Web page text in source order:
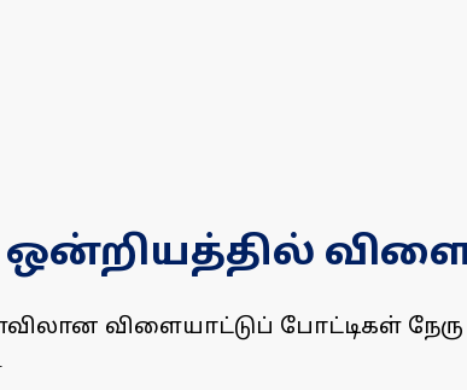
விளையாட்டுப் போட்டிகள்